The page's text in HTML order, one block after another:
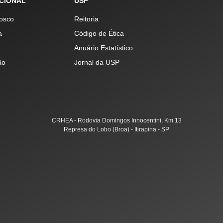
Reitoria
Código de Ética
Anuário Estatístico
Jornal da USP
CRHEA - Rodovia Domingos Innocentini, Km 13
Represa do Lobo (Broa) - Itirapina - SP